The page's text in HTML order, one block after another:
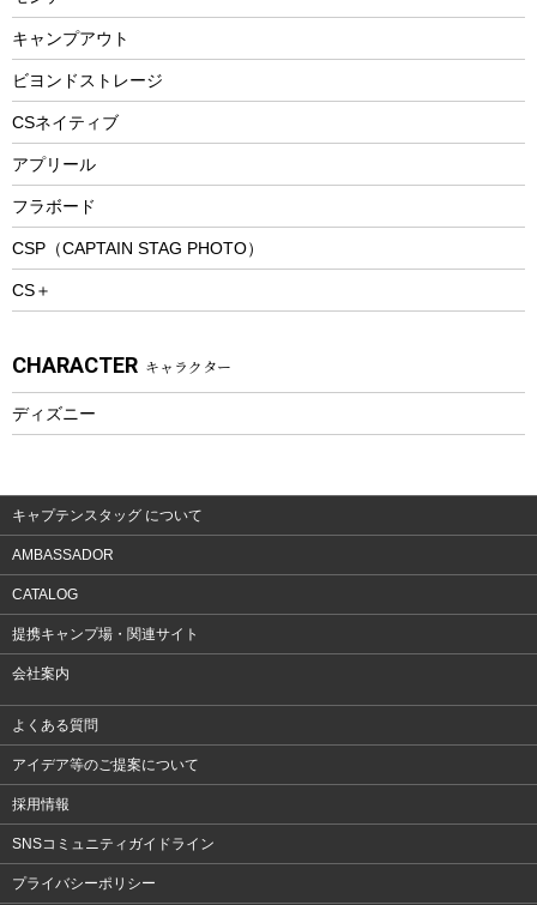
ランチボックス
スノーシュー
防寒ウェア
トレッキング
トレッキングアクセサリー
プレイグッズ
ウェルネス
ウェア、タオル
ウェア
キャンプアウト
ビヨンドストレージ
CSネイティブ
アプリール
フラボード
CSP（CAPTAIN STAG PHOTO）
CS＋
CHARACTER キャラクター
ディズニー
キャプテンスタッグ について
AMBASSADOR
CATALOG
提携キャンプ場・関連サイト
会社案内
よくある質問
アイデア等のご提案について
採用情報
SNSコミュニティガイドライン
プライバシーポリシー